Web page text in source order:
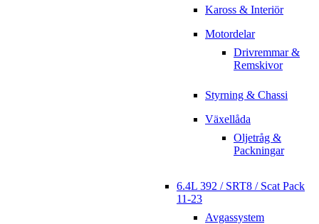
Kaross & Interiör
Motordelar
Drivremmar &
Remskivor
Styrning & Chassi
Växellåda
Oljetråg &
Packningar
6.4L 392 / SRT8 / Scat Pack
11-23
Avgassystem